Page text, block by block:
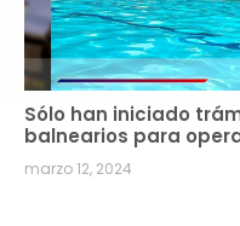
Sólo han iniciado
balnearios para
marzo 12, 2024